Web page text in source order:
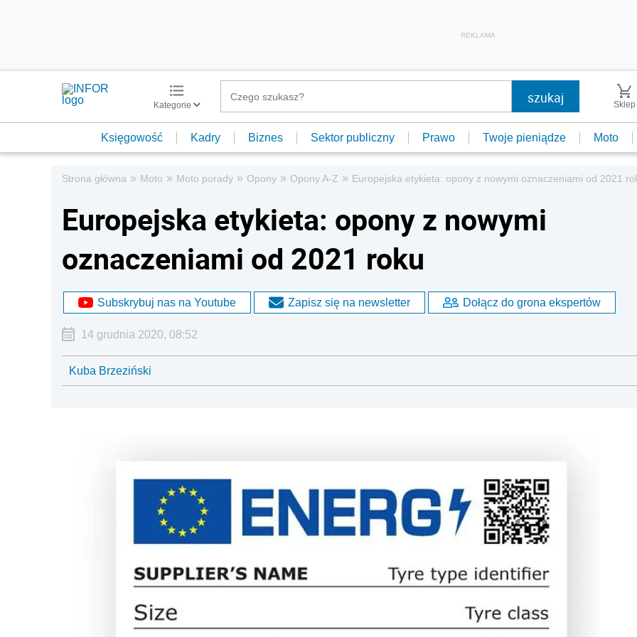
REKLAMA
Kategorie Sklep
Księgowość Kadry Biznes Sektor publiczny Prawo Twoje pieniądze Moto
Strona główna » Moto » Moto porady » Opony » Opony A-Z » Europejska etykieta: opony z nowymi oznaczeniami od 2021
Europejska etykieta: opony z nowymi
oznaczeniami od 2021 roku
Subskrybuj nas na Youtube Zapisz się na newsletter Dołącz do grona ekspertów
14 grudnia 2020, 08:52
Kuba Brzeziński